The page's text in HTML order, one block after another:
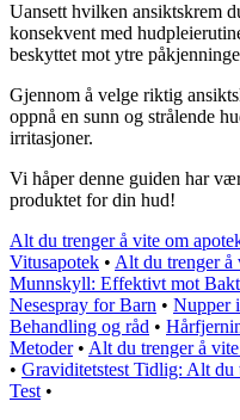
Uansett hvilken ansiktskrem
konsekvent med
beskyttet mot ytre
Gjennom å velge riktig
oppnå en sunn og strålende
irritasjoner.
Vi håper denne guiden har
produktet for din hud!
Alt du trenger å vite om
Vitusapotek • Alt du trenger å
Munnskyll: Effektivt mot
Nesespray for Barn • Nupper
Behandling og råd •
Metoder• Alt du trenger å
• Graviditetstest Tidlig: Alt
Test •